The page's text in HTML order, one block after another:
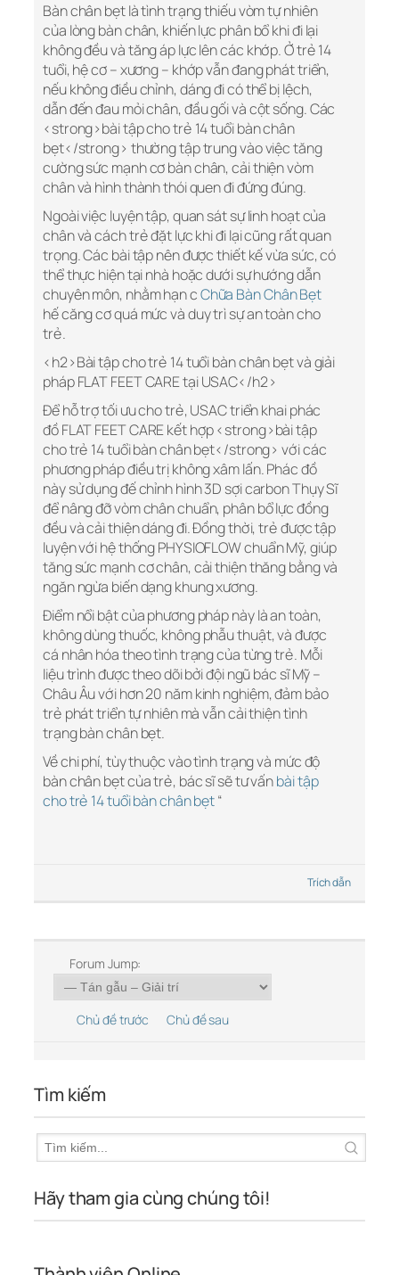
Bàn chân bẹt là tình trạng thiếu vòm tự nhiên
của lòng bàn chân, khiến lực phân bổ khi đi lại
không đều và tăng áp lực lên các khớp. Ở trẻ 14
tuổi, hệ cơ – xương – khớp vẫn đang phát triển,
nếu không điều chỉnh, dáng đi có thể bị lệch,
dẫn đến đau mỏi chân, đầu gối và cột sống. Các
<strong>bài tập cho trẻ 14 tuổi bàn chân
bẹt</strong> thường tập trung vào việc tăng
cường sức mạnh cơ bàn chân, cải thiện vòm
chân và hình thành thói quen đi đứng đúng.
Ngoài việc luyện tập, quan sát sự linh hoạt của
chân và cách trẻ đặt lực khi đi lại cũng rất quan
trọng. Các bài tập nên được thiết kế vừa sức, có
thể thực hiện tại nhà hoặc dưới sự hướng dẫn
chuyên môn, nhằm hạn cChữa Bàn Chân Bẹt
hế căng cơ quá mức và duy trì sự an toàn cho
trẻ.
<h2>Bài tập cho trẻ 14 tuổi bàn chân bẹt và giải
pháp FLAT FEET CARE tại USAC</h2>
Để hỗ trợ tối ưu cho trẻ, USAC triển khai phác
đồ FLAT FEET CARE kết hợp <strong>bài tập
cho trẻ 14 tuổi bàn chân bẹt</strong> với các
phương pháp điều trị không xâm lấn. Phác đồ
này sử dụng đế chỉnh hình 3D sợi carbon Thụy Sĩ
để nâng đỡ vòm chân chuẩn, phân bổ lực đồng
đều và cải thiện dáng đi. Đồng thời, trẻ được tập
luyện với hệ thống PHYSIOFLOW chuẩn Mỹ, giúp
tăng sức mạnh cơ chân, cải thiện thăng bằng và
ngăn ngừa biến dạng khung xương.
Điểm nổi bật của phương pháp này là an toàn,
không dùng thuốc, không phẫu thuật, và được
cá nhân hóa theo tình trạng của từng trẻ. Mỗi
liệu trình được theo dõi bởi đội ngũ bác sĩ Mỹ –
Châu Âu với hơn 20 năm kinh nghiệm, đảm bảo
trẻ phát triển tự nhiên mà vẫn cải thiện tình
trạng bàn chân bẹt.
Về chi phí, tùy thuộc vào tình trạng và mức độ
bàn chân bẹt của trẻ, bác sĩ sẽ tư vấnbài tập
cho trẻ 14 tuổi bàn chân bẹt“
Trích dẫn
Forum Jump:
Chủ đề trước Chủ đề sau
Tìm kiếm
Hãy tham gia cùng chúng tôi!